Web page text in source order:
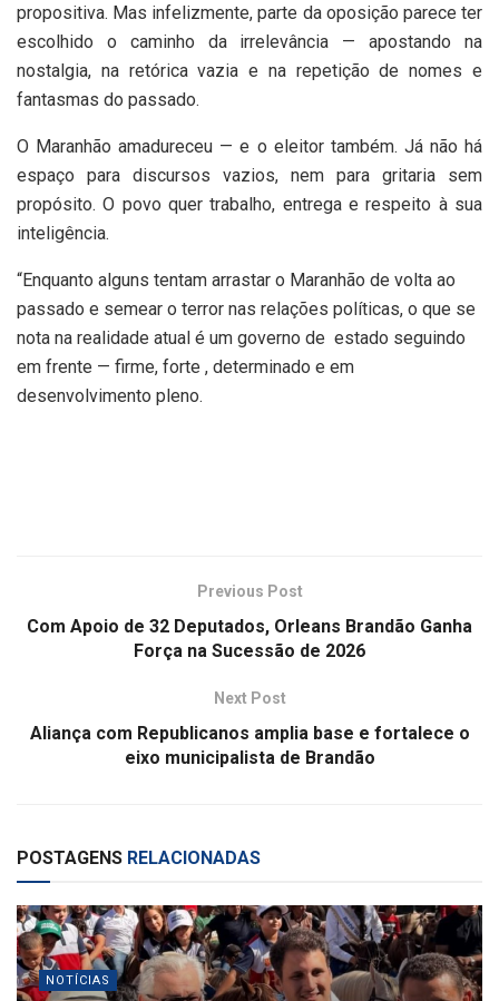
propositiva. Mas infelizmente, parte da oposição parece ter
escolhido o caminho da irrelevância — apostando na
nostalgia, na retórica vazia e na repetição de nomes e
fantasmas do passado.
O Maranhão amadureceu — e o eleitor também. Já não há
espaço para discursos vazios, nem para gritaria sem
propósito. O povo quer trabalho, entrega e respeito à sua
inteligência.
“Enquanto alguns tentam arrastar o Maranhão de volta ao
passado e semear o terror nas relações políticas, o que se
nota na realidade atual é um governo de estado seguindo
em frente — firme, forte , determinado e em
desenvolvimento pleno.
Previous Post
Com Apoio de 32 Deputados, Orleans Brandão Ganha
Força na Sucessão de 2026
Next Post
Aliança com Republicanos amplia base e fortalece o
eixo municipalista de Brandão
POSTAGENS RELACIONADAS
NOTÍCIAS